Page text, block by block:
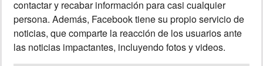
contactar y recabar información para casi cualquier
persona. Además, Facebook tiene su propio servicio de
noticias, que comparte la reacción de los usuarios ante
las noticias impactantes, incluyendo fotos y videos.